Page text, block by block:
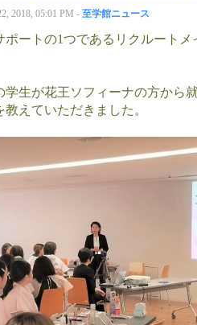
2018, 05:01 PM - 至学館ニュース
ポートの1つであるリクルート
学生が花王ソフィーナの方から
教えていただきました。